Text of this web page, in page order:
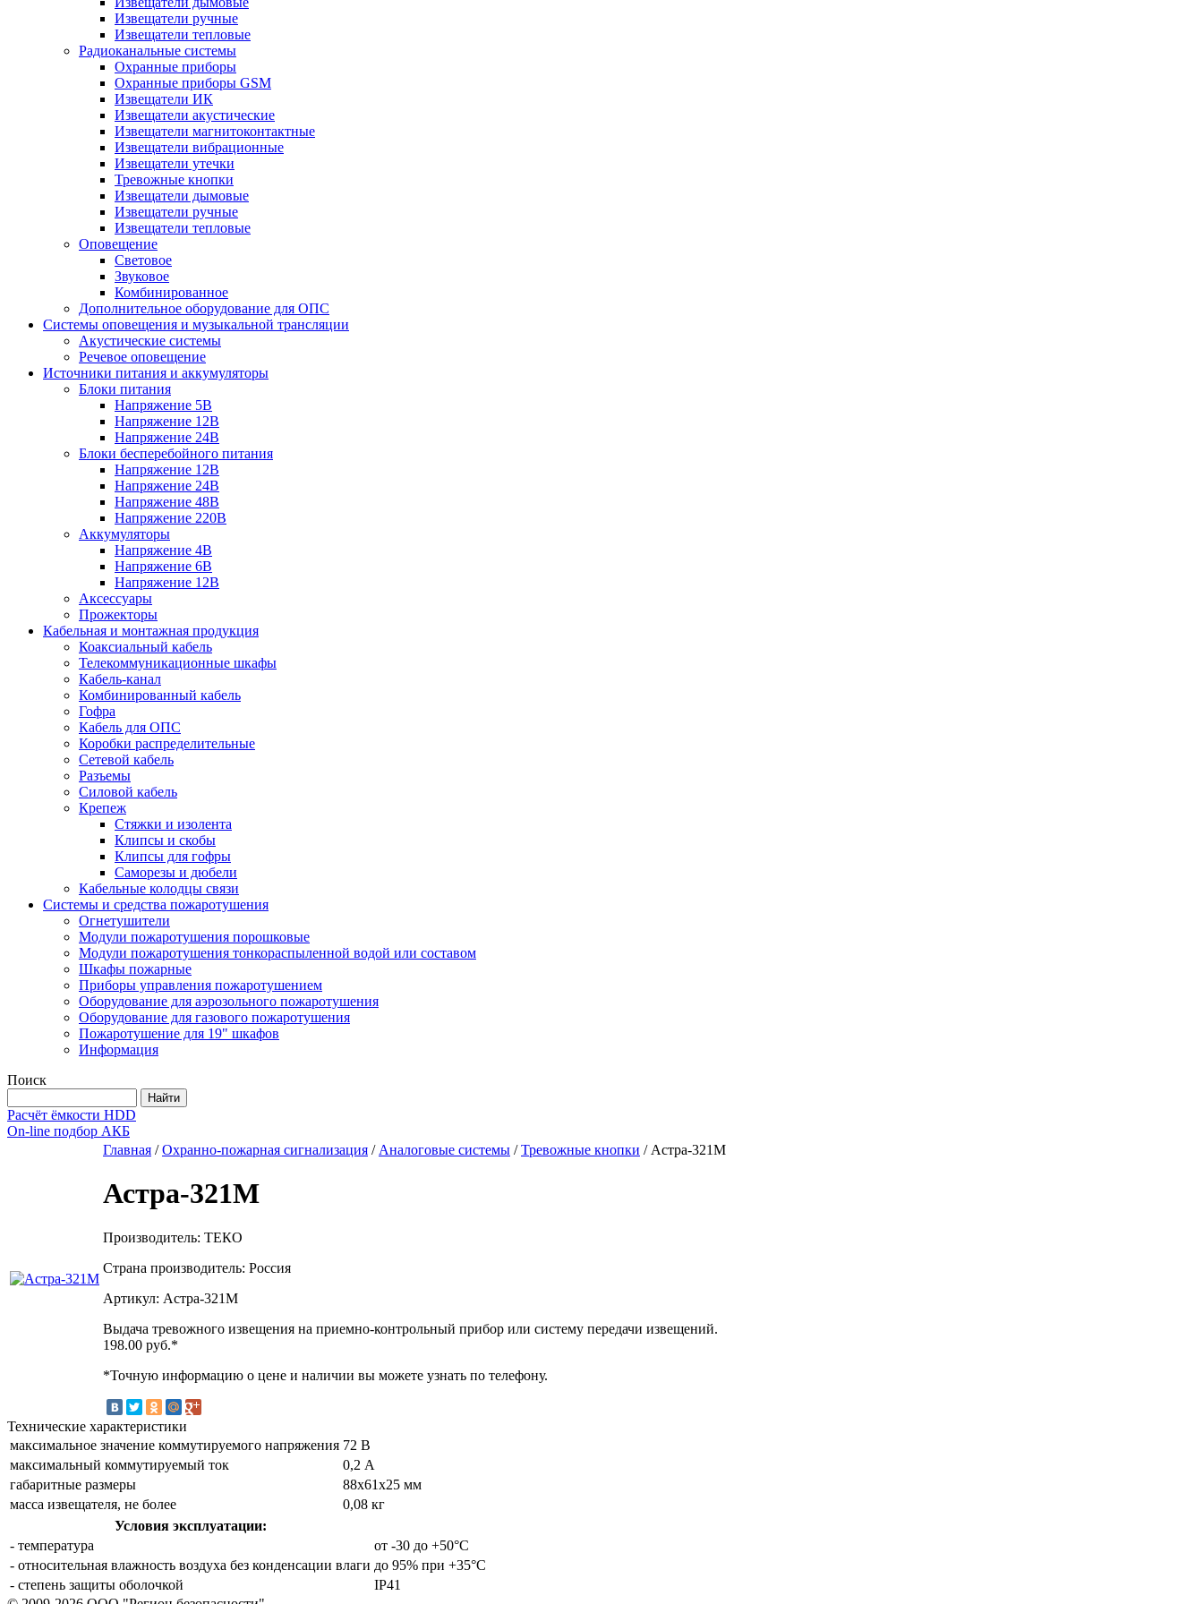
Извещатели ручные
Извещатели тепловые
Радиоканальные системы
Охранные приборы
Охранные приборы GSM
Извещатели ИК
Извещатели акустические
Извещатели магнитоконтактные
Извещатели вибрационные
Извещатели утечки
Тревожные кнопки
Извещатели дымовые
Извещатели ручные
Извещатели тепловые
Оповещение
Световое
Звуковое
Комбинированное
Дополнительное оборудование для ОПС
Системы оповещения и музыкальной трансляции
Акустические системы
Речевое оповещение
Источники питания и аккумуляторы
Блоки питания
Напряжение 5В
Напряжение 12В
Напряжение 24В
Блоки бесперебойного питания
Напряжение 12В
Напряжение 24В
Напряжение 48В
Напряжение 220В
Аккумуляторы
Напряжение 4В
Напряжение 6В
Напряжение 12В
Аксессуары
Прожекторы
Кабельная и монтажная продукция
Коаксиальный кабель
Телекоммуникационные шкафы
Кабель-канал
Комбинированный кабель
Гофра
Кабель для ОПС
Коробки распределительные
Сетевой кабель
Разъемы
Силовой кабель
Крепеж
Стяжки и изолента
Клипсы и скобы
Клипсы для гофры
Саморезы и дюбели
Кабельные колодцы связи
Системы и средства пожаротушения
Огнетушители
Модули пожаротушения порошковые
Модули пожаротушения тонкораспыленной водой или составом
Шкафы пожарные
Приборы управления пожаротушением
Оборудование для аэрозольного пожаротушения
Оборудование для газового пожаротушения
Пожаротушение для 19" шкафов
Информация
Поиск
Расчёт ёмкости HDD
On-line подбор АКБ
Главная / Охранно-пожарная сигнализация / Аналоговые системы / Тревожные кнопки / Астра-321М
Астра-321М
Производитель: ТЕКО
Страна производитель: Россия
Артикул: Астра-321М
Выдача тревожного извещения на приемно-контрольный прибор или систему передачи извещений.
198.00 руб.*
*Точную информацию о цене и наличии вы можете узнать по телефону.
Технические характеристики
максимальное значение коммутируемого напряжения 72 В
максимальный коммутируемый ток
0,2 А
габаритные размеры
88х61х25 мм
масса извещателя, не более
0,08 кг
Условия эксплуатации:
- температура
от -30 до +50°С
- относительная влажность воздуха без конденсации влаги до 95% при +35°С
- степень защиты оболочкой
IP41